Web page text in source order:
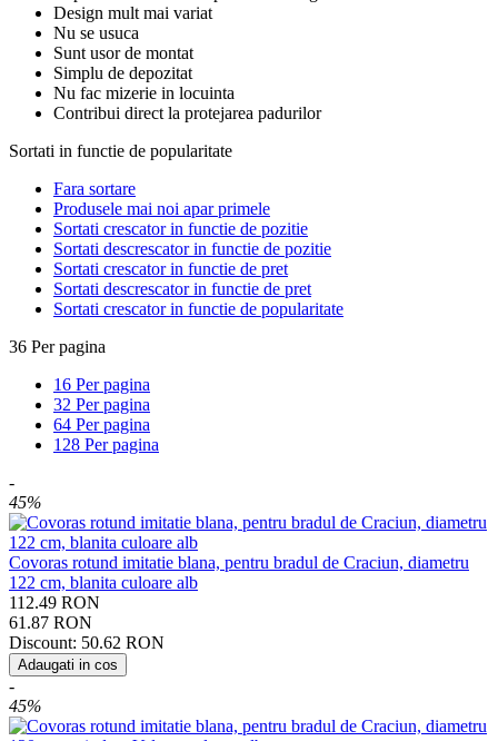
Design mult mai variat
Nu se usuca
Sunt usor de montat
Simplu de depozitat
Nu fac mizerie in locuinta
Contribui direct la protejarea padurilor
Sortati in functie de popularitate
Fara sortare
Produsele mai noi apar primele
Sortati crescator in functie de pozitie
Sortati descrescator in functie de pozitie
Sortati crescator in functie de pret
Sortati descrescator in functie de pret
Sortati crescator in functie de popularitate
36 Per pagina
16 Per pagina
32 Per pagina
64 Per pagina
128 Per pagina
-
45%
Covoras rotund imitatie blana, pentru bradul de Craciun, diametru
122 cm, blanita culoare alb
112.49 RON
61.87 RON
Discount: 50.62 RON
Adaugati in cos
-
45%